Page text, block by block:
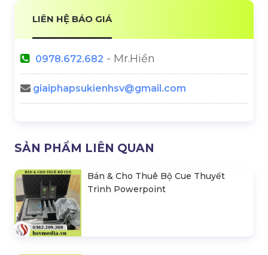
LIÊN HỆ BÁO GIÁ
0978.672.682 - Mr.Hiền
giaiphapsukienhsv@gmail.com
SẢN PHẨM LIÊN QUAN
Bán & Cho Thuê Bộ Cue Thuyết
Trình Powerpoint